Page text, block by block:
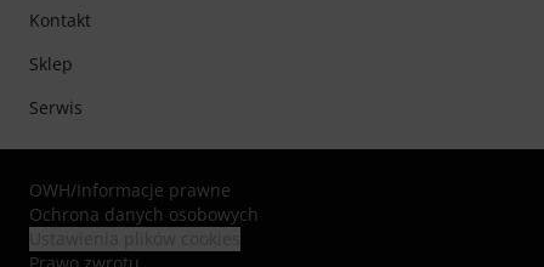
Kontakt
Sklep
Serwis
OWH/Informacje prawne
Ochrona danych osobowych